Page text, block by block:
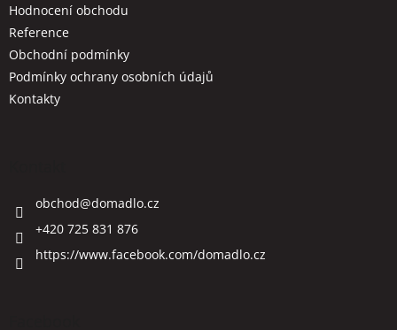
Hodnocení obchodu
Reference
Obchodní podmínky
Podmínky ochrany osobních údajů
Kontakty
obchod@domadlo.cz
+420 725 831 876
https://www.facebook.com/domadlo.cz